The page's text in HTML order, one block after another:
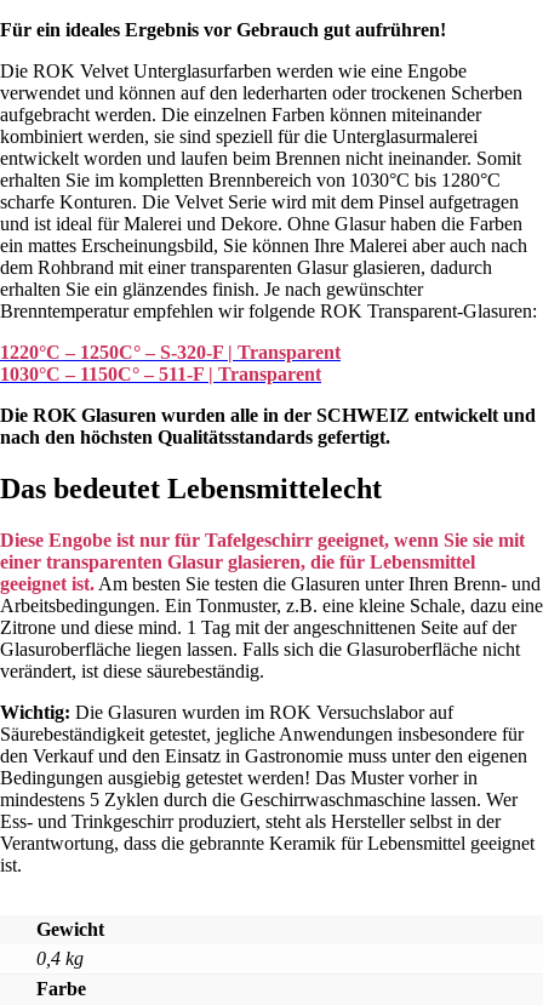
Für ein ideales Ergebnis vor Gebrauch gut aufrühren!
Die ROK Velvet Unterglasurfarben werden wie eine Engobe
verwendet und können auf den lederharten oder trockenen Scherben
aufgebracht werden. Die einzelnen Farben können miteinander
kombiniert werden, sie sind speziell für die Unterglasurmalerei
entwickelt worden und laufen beim Brennen nicht ineinander. Somit
erhalten Sie im kompletten Brennbereich von 1030°C bis 1280°C
scharfe Konturen. Die Velvet Serie wird mit dem Pinsel aufgetragen
und ist ideal für Malerei und Dekore. Ohne Glasur haben die Farben
ein mattes Erscheinungsbild, Sie können Ihre Malerei aber auch nach
dem Rohbrand mit einer transparenten Glasur glasieren, dadurch
erhalten Sie ein glänzendes finish. Je nach gewünschter
Brenntemperatur empfehlen wir folgende ROK Transparent-Glasuren:
1220°C – 1250C° – S-320-F | Transparent
1030°C – 1150C° – 511-F | Transparent
Die ROK Glasuren wurden alle in der SCHWEIZ entwickelt und
nach den höchsten Qualitätsstandards gefertigt.
Das bedeutet Lebensmittelecht
Diese Engobe ist nur für Tafelgeschirr geeignet, wenn Sie sie mit
einer transparenten Glasur glasieren, die für Lebensmittel
geeignet ist. Am besten Sie testen die Glasuren unter Ihren Brenn- und
Arbeitsbedingungen. Ein Tonmuster, z.B. eine kleine Schale, dazu eine
Zitrone und diese mind. 1 Tag mit der angeschnittenen Seite auf der
Glasuroberfläche liegen lassen. Falls sich die Glasuroberfläche nicht
verändert, ist diese säurebeständig.
Wichtig: Die Glasuren wurden im ROK Versuchslabor auf
Säurebeständigkeit getestet, jegliche Anwendungen insbesondere für
den Verkauf und den Einsatz in Gastronomie muss unter den eigenen
Bedingungen ausgiebig getestet werden! Das Muster vorher in
mindestens 5 Zyklen durch die Geschirrwaschmaschine lassen. Wer
Ess- und Trinkgeschirr produziert, steht als Hersteller selbst in der
Verantwortung, dass die gebrannte Keramik für Lebensmittel geeignet
ist.
Gewicht
0,4 kg
Farbe